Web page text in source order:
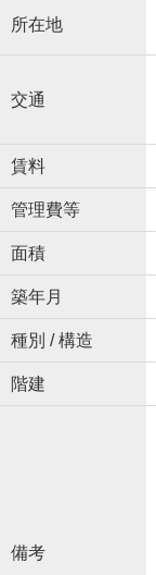
所在地
交通
賃料
管理費等
面積
築年月
種別 / 構造
階建
備考